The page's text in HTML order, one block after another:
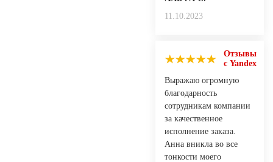
11.10.2023
Отзывы
с Yandex
Выражаю огромную
благодарность
сотрудникам компании
за качественное
исполнение заказа.
Анна вникла во все
тонкости моего